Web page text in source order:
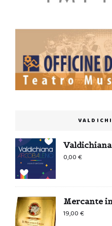
0,00€
Mercante
19,00€